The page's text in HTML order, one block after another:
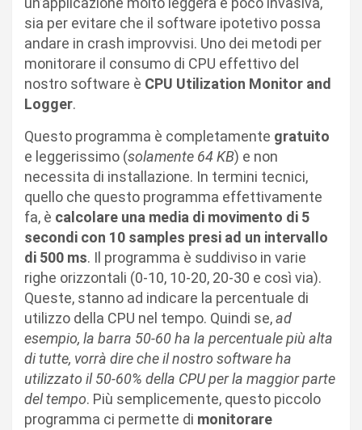
sia per evitare che il software ipotetivo possa
andare in crash improvvisi. Uno dei metodi per
monitorare il consumo di CPU effettivo del
nostro software è CPU Utilization Monitor and
Logger.
Questo programma è completamente gratuito
e leggerissimo (solamente 64 KB) e non
necessita di installazione. In termini tecnici,
quello che questo programma effettivamente
fa, è calcolare una media di movimento di 5
secondi con 10 samples presi ad un intervallo
di 500 ms. Il programma è suddiviso in varie
righe orizzontali (0-10, 10-20, 20-30 e così via).
Queste, stanno ad indicare la percentuale di
utilizzo della CPU nel tempo. Quindi se,ad
esempio, la barra 50-60 ha la percentuale più alta
di tutte, vorrà dire che il nostro software ha
utilizzato il 50-60% della CPU per la maggior parte
del tempo. Più semplicemente, questo piccolo
programma ci permette di monitorare